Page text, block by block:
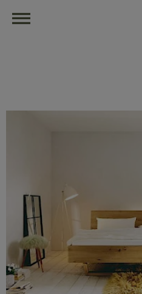
ÜBERBLICK
MITGLIED WERDEN
HÄNDLER FINDEN
ÖKOLOGISCH
ÜBERBLICK